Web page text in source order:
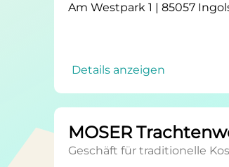
Am Westpark 1 | 85057
Details anzeigen
MOSER
Geschäft für traditionelle